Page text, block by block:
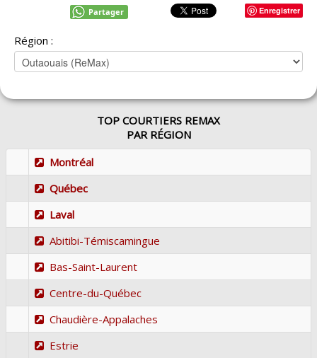
Enregistrer
Partager
Région :
TOP COURTIERS REMAX
PAR RÉGION
Montréal
Québec
Laval
Abitibi-Témiscamingue
Bas-Saint-Laurent
Centre-du-Québec
Chaudière-Appalaches
Estrie